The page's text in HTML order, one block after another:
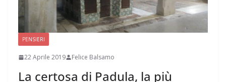
PENSIERI
22 Aprile 2019 Felice Balsamo
La certosa di Padula, la più